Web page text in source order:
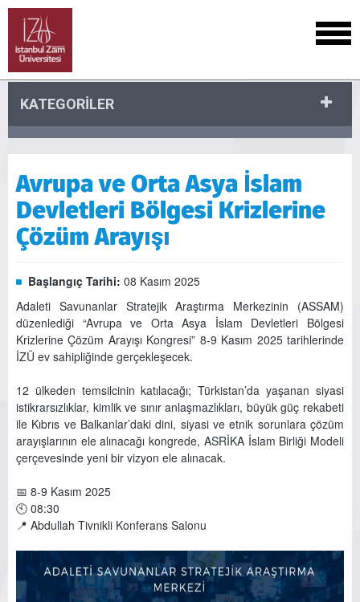
KATEGORİLER
Avrupa ve Orta Asya İslam
Devletleri Bölgesi Krizlerine
Çözüm Arayışı
Başlangıç Tarihi: 08 Kasım 2025
Adaleti Savunanlar Stratejik Araştırma Merkezinin (ASSAM)
düzenlediği “Avrupa ve Orta Asya İslam Devletleri Bölgesi
Krizlerine Çözüm Arayışı Kongresi” 8-9 Kasım 2025 tarihlerinde
İZÜ ev sahipliğinde gerçekleşecek.
12 ülkeden temsilcinin katılacağı; Türkistan’da yaşanan siyasi
istikrarsızlıklar, kimlik ve sınır anlaşmazlıkları, büyük güç rekabeti
ile Kıbrıs ve Balkanlar’daki dini, siyasi ve etnik sorunlara çözüm
arayışlarının ele alınacağı kongrede, ASRİKA İslam Birliği Modeli
çerçevesinde yeni bir vizyon ele alınacak.
📅 8-9 Kasım 2025
🕙 08:30
📍 Abdullah Tivnikli Konferans Salonu